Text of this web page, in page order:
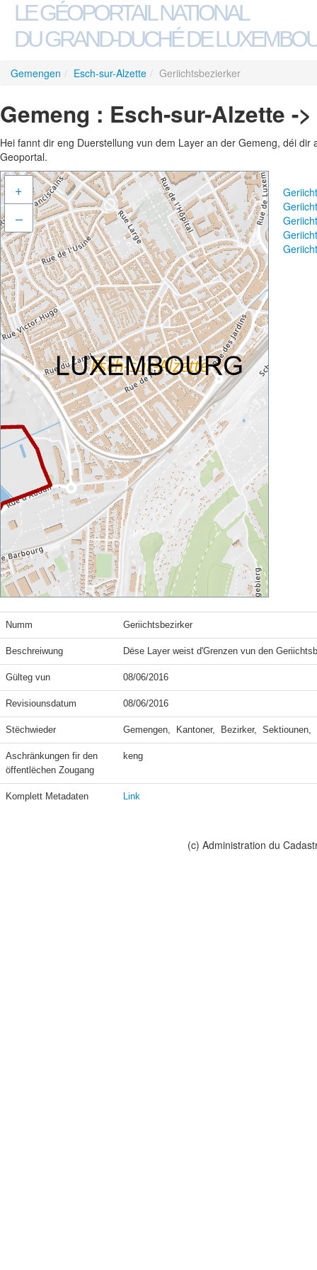
LE GÉOPORTAIL NATIONAL
DU GRAND-DUCHÉ DE
Gemengen / Esch-sur-Alzette / Geriichtsbezierker
Gemeng : Esch-sur-Alzette -
Hei fannt dir eng Duerstellung vun dem Layer an der Gemeng, déi
Geoportal.
+
–
Numm Geriichtsbezirker
Beschreiwung Dëse Layer weist d'Grenzen vun den
Gülteg vun 08/06/2016
Revisiounsdatum 08/06/2016
Stëchwieder Gemengen,  Kantoner,  Bezirker,  Sektiounen,
Aschränkungen fir den
öffentlëchen Zougang
keng
Komplett Metadaten Link
(c) Administration du